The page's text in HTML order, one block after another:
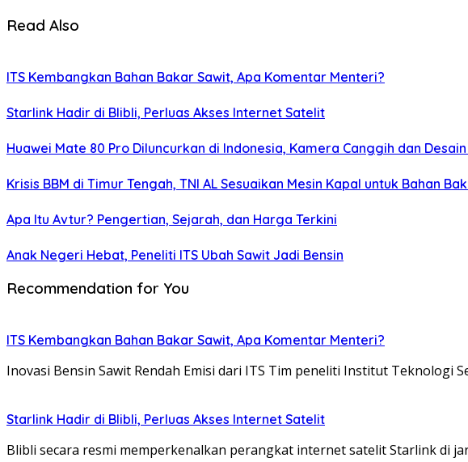
Read Also
ITS Kembangkan Bahan Bakar Sawit, Apa Komentar Menteri?
Starlink Hadir di Blibli, Perluas Akses Internet Satelit
Huawei Mate 80 Pro Diluncurkan di Indonesia, Kamera Canggih dan
Krisis BBM di Timur Tengah, TNI AL Sesuaikan Mesin Kapal untuk Bahan
Apa Itu Avtur? Pengertian, Sejarah, dan Harga Terkini
Anak Negeri Hebat, Peneliti ITS Ubah Sawit Jadi Bensin
Recommendation for You
ITS Kembangkan Bahan Bakar Sawit, Apa Komentar Menteri?
Inovasi Bensin Sawit Rendah Emisi dari ITS Tim peneliti Institut Teknologi
Starlink Hadir di Blibli, Perluas Akses Internet Satelit
Blibli secara resmi memperkenalkan perangkat internet satelit Starlink di